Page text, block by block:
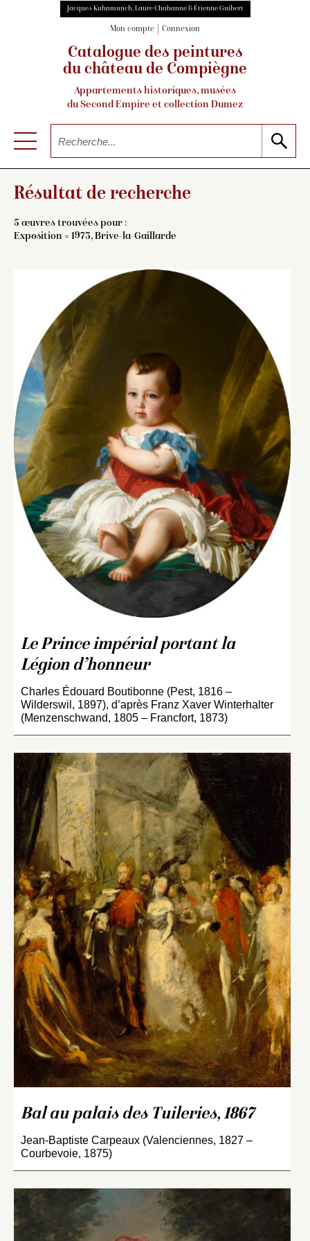
Jacques Kuhnmunch, Laure Chabanne & Étienne Guibert
Mon compte Connexion
Catalogue des peintures
du château de Compiègne
Appartements historiques, musées
du Second Empire et collection Dumez
Résultat de recherche
5 œuvres trouvées pour :
Exposition = 1973, Brive-la-Gaillarde
Le Prince impérial portant la
Légion d’honneur
Charles Édouard Boutibonne (Pest, 1816 –
Wilderswil, 1897), d’après Franz Xaver Winterhalter
(Menzenschwand, 1805 – Francfort, 1873)
Bal au palais des Tuileries, 1867
Jean-Baptiste Carpeaux (Valenciennes, 1827 –
Courbevoie, 1875)